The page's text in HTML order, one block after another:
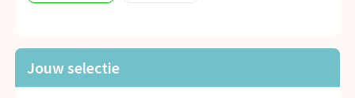
Jouw selectie